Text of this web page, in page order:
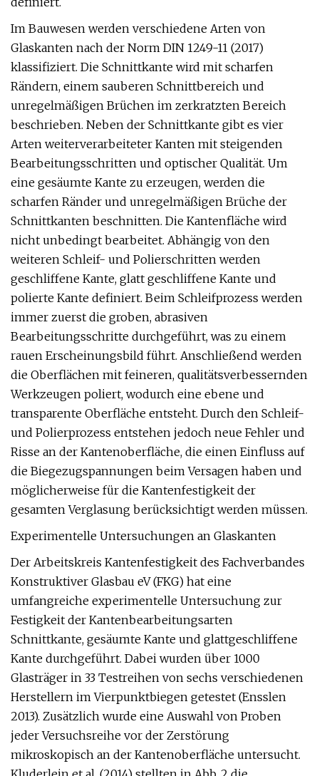
Im Bauwesen werden verschiedene Arten von
Glaskanten nach der Norm DIN 1249-11 (2017)
klassifiziert. Die Schnittkante wird mit scharfen
Rändern, einem sauberen Schnittbereich und
unregelmäßigen Brüchen im zerkratzten Bereich
beschrieben. Neben der Schnittkante gibt es vier
Arten weiterverarbeiteter Kanten mit steigenden
Bearbeitungsschritten und optischer Qualität. Um
eine gesäumte Kante zu erzeugen, werden die
scharfen Ränder und unregelmäßigen Brüche der
Schnittkanten beschnitten. Die Kantenfläche wird
nicht unbedingt bearbeitet. Abhängig von den
weiteren Schleif- und Polierschritten werden
geschliffene Kante, glatt geschliffene Kante und
polierte Kante definiert. Beim Schleifprozess werden
immer zuerst die groben, abrasiven
Bearbeitungsschritte durchgeführt, was zu einem
rauen Erscheinungsbild führt. Anschließend werden
die Oberflächen mit feineren, qualitätsverbessernden
Werkzeugen poliert, wodurch eine ebene und
transparente Oberfläche entsteht. Durch den Schleif-
und Polierprozess entstehen jedoch neue Fehler und
Risse an der Kantenoberfläche, die einen Einfluss auf
die Biegezugspannungen beim Versagen haben und
möglicherweise für die Kantenfestigkeit der
gesamten Verglasung berücksichtigt werden müssen.
Experimentelle Untersuchungen an Glaskanten
Der Arbeitskreis Kantenfestigkeit des Fachverbandes
Konstruktiver Glasbau eV (FKG) hat eine
umfangreiche experimentelle Untersuchung zur
Festigkeit der Kantenbearbeitungsarten
Schnittkante, gesäumte Kante und glattgeschliffene
Kante durchgeführt. Dabei wurden über 1000
Glasträger in 33 Testreihen von sechs verschiedenen
Herstellern im Vierpunktbiegen getestet (Ensslen
2013). Zusätzlich wurde eine Auswahl von Proben
jeder Versuchsreihe vor der Zerstörung
mikroskopisch an der Kantenoberfläche untersucht.